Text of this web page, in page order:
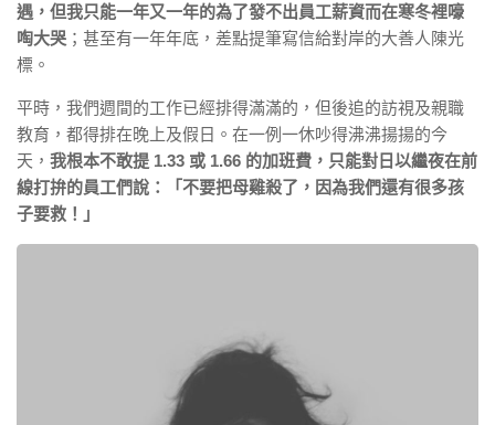
遇，但我只能一年又一年的為了發不出員工薪資而在寒冬裡嚎
啕大哭 ；甚至有一年年底，差點提筆寫信給對岸的大善人陳光
標。
平時，我們週間的工作已經排得滿滿的，但後追的訪視及親職
教育，都得排在晚上及假日。在一例一休吵得沸沸揚揚的今
天， 我根本不敢提 1.33 或 1.66 的加班費，只能對日以繼夜在前
線打拚的員工們說：「不要把母雞殺了，因為我們還有很多孩
子要救！」